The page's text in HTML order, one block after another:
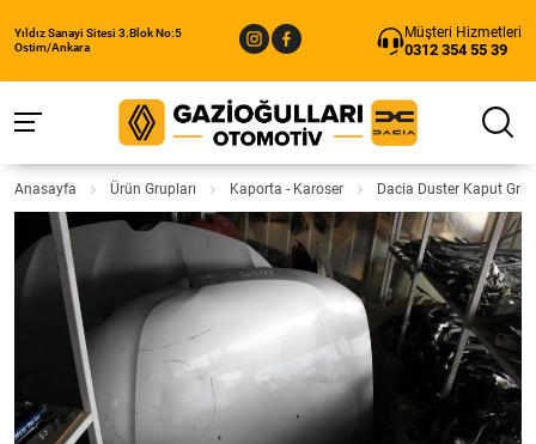
Yıldız Sanayi Sitesi 3.Blok No:5
Ostim/Ankara
Müşteri Hizmetleri
0312 354 55 39
Anasayfa Ürün Grupları Kaporta - Karoser Dacia Duster Kaput Gri